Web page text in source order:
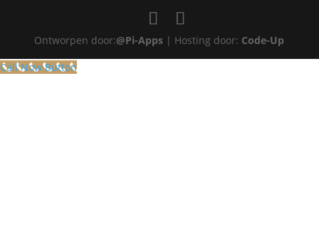
Ontworpen door:@Pi-Apps | Hosting door: Code-Up
Call Now Button